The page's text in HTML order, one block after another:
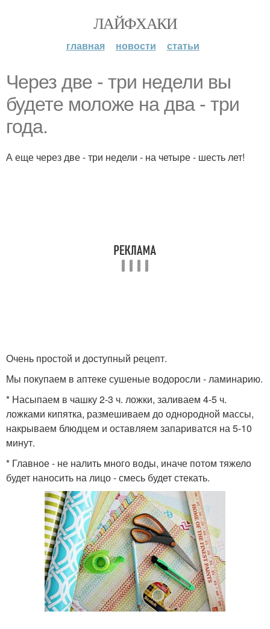
ЛАЙФХАКИ
главная новости статьи
Через две - три недели вы
будете моложе на два - три
года.
А еще через две - три недели - на четыре - шесть лет!
Очень простой и доступный рецепт.
Мы покупаем в аптеке сушеные водоросли - ламинарию.
* Насыпаем в чашку 2-3 ч. ложки, заливаем 4-5 ч.
ложками кипятка, размешиваем до однородной массы,
накрываем блюдцем и оставляем запариватся на 5-10
минут.
* Главное - не налить много воды, иначе потом тяжело
будет наносить на лицо - смесь будет стекать.